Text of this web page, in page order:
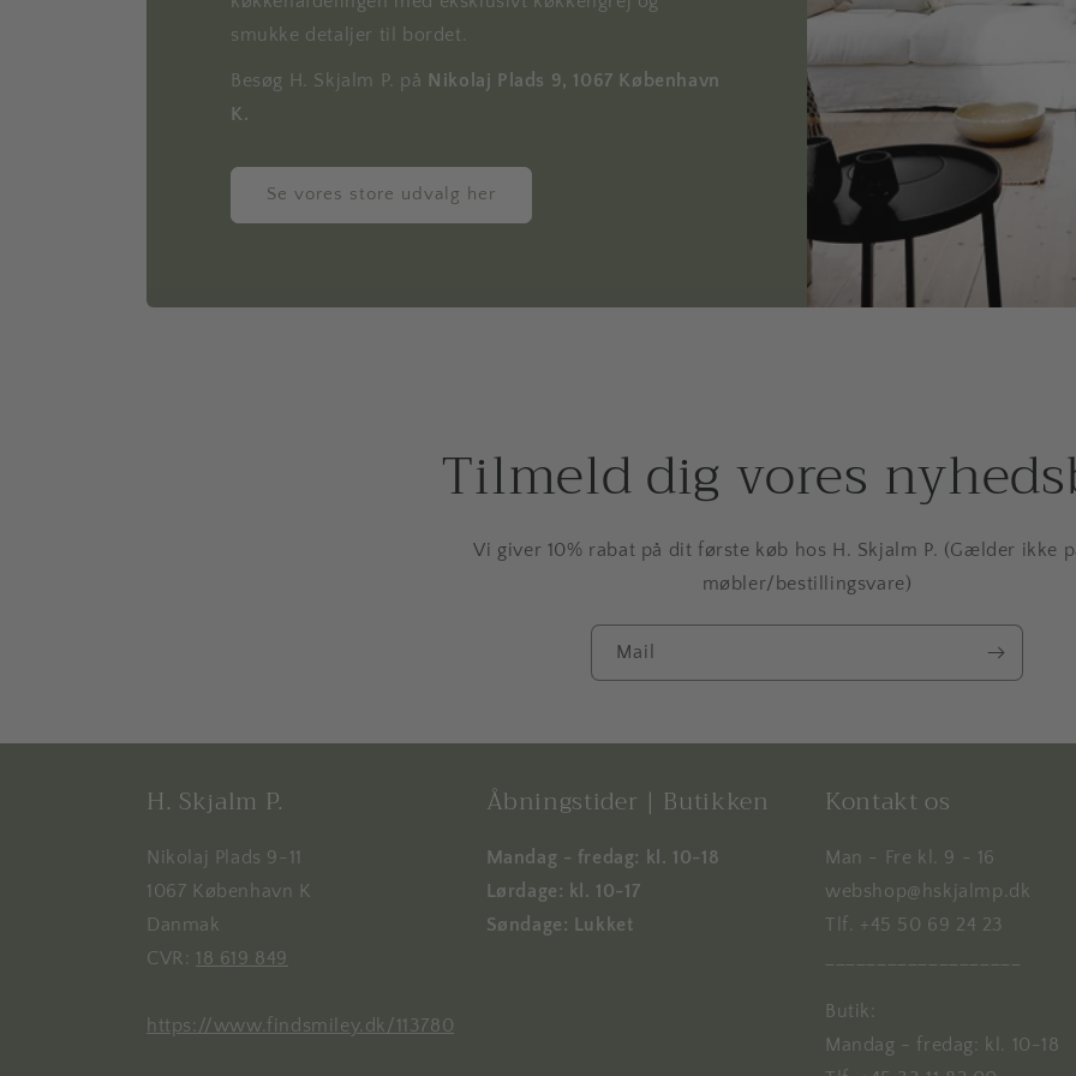
smukke detaljer til bordet.
Besøg H. Skjalm P. på Nikolaj Plads 9, 1067 København
K.
Se vores store udvalg her
Tilmeld dig vores
Vi giver 10% rabat på dit første køb hos H. Skjalm P. (Gælder ikke
møbler/bestillingsvare)
Mail
H. Skjalm P.
Nikolaj Plads 9-11
1067 København K
Danmak
CVR: 18 619 849
https://www.findsmiley.dk/113780
Åbningstider | Butikken
Mandag - fredag: kl. 10-18
Lørdage: kl. 10-17
Søndage: Lukket
Kontakt os
Man - Fre kl. 9 - 16
webshop@hskjalmp.dk
Tlf. +45 50 69 24 23
Butik:
Mandag - fredag: kl. 10-18